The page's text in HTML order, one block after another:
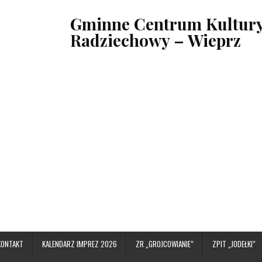
Gminne Centrum
Radziechowy – Wieprz
KALENDARZ IMPREZ 2026 ZR „GROJCOWIANIE” ZPIT „JODEŁKI”